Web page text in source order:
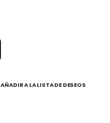
AÑADIR A LA LISTA DE DESEOS